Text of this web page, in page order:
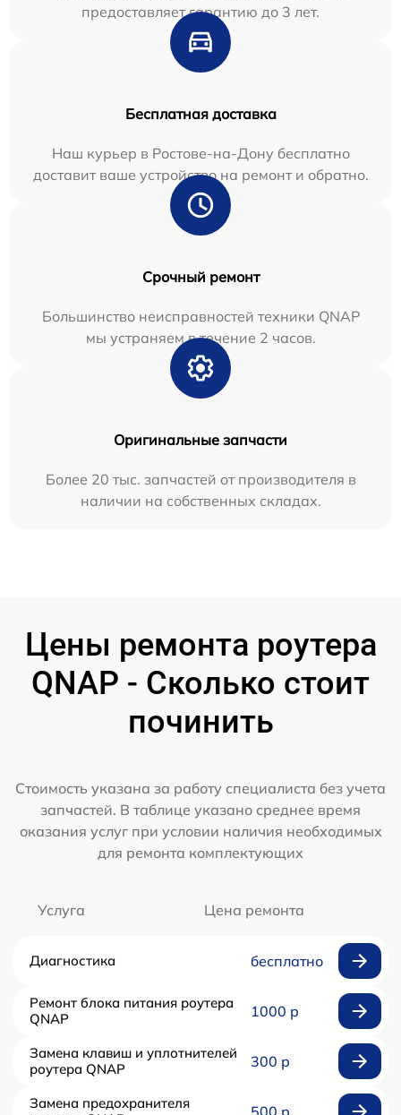
предоставляет гарантию до 3 лет.
Бесплатная доставка
Наш курьер в Ростове-на-Дону бесплатно
доставит ваше устройство на ремонт и обратно.
Срочный ремонт
Большинство неисправностей техники QNAP
мы устраняем в течение 2 часов.
Оригинальные запчасти
Более 20 тыс. запчастей от производителя в
наличии на собственных складах.
Цены ремонта роутера
QNAP - Сколько стоит
починить
Стоимость указана за работу специалиста без учета
запчастей. В таблице указано среднее время
оказания услуг при условии наличия необходимых
для ремонта комплектующих
Услуга Цена ремонта
Диагностика бесплатно
Ремонт блока питания роутера
QNAP
1000 р
Замена клавиш и уплотнителей
роутера QNAP
300 р
Замена предохранителя
500 р